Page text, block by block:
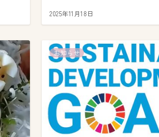
2025年11月18日
お知らせ